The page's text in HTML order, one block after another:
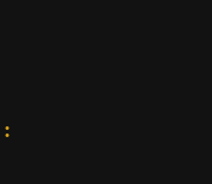
: